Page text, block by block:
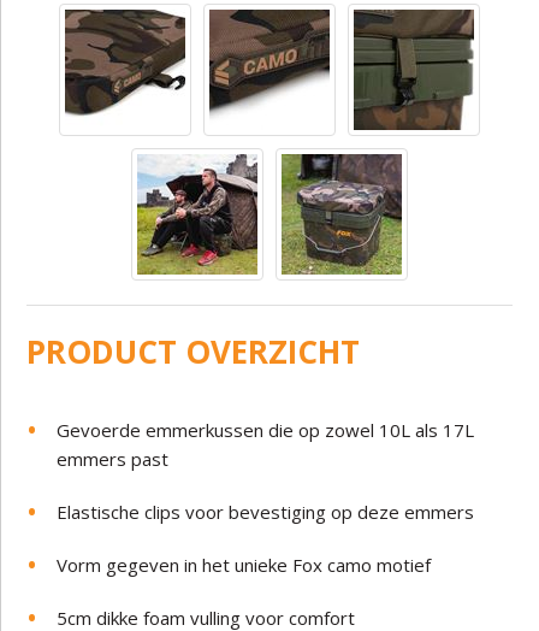
PRODUCT OVERZICHT
Gevoerde emmerkussen die op zowel 10L als 17L
emmers past
Elastische clips voor bevestiging op deze emmers
Vorm gegeven in het unieke Fox camo motief
5cm dikke foam vulling voor comfort